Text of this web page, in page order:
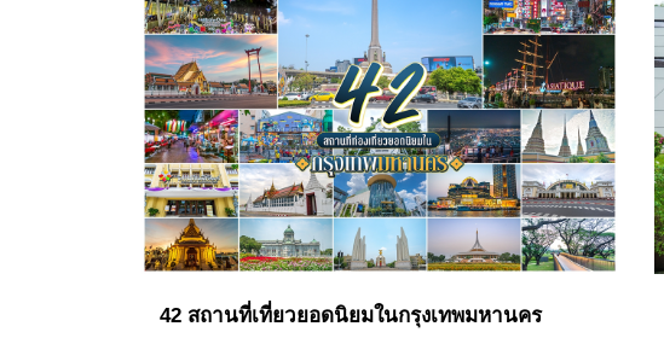
42 สถานที่เที่ยวยอดนิยมในกรุงเทพมหานคร